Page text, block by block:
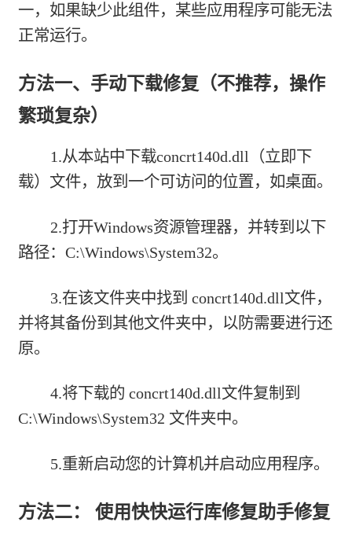
一，如果缺少此组件，某些应用程序可能无法
正常运行。
方法一、手动下载修复（不推荐，操作
繁琐复杂）
1.从本站中下载concrt140d.dll（立即下
载） 文件，放到一个可访问的位置，如桌面。
2.打开Windows资源管理器，并转到以下
路径：C:\Windows\System32。
3.在该文件夹中找到 concrt140d.dll文件，
并将其备份到其他文件夹中，以防需要进行还
原。
4.将下载的 concrt140d.dll文件复制到
C:\Windows\System32 文件夹中。
5.重新启动您的计算机并启动应用程序。
方法二： 使用快快运行库修复助手修复